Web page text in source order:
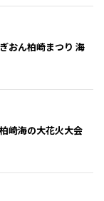
おん柏崎まつり 海
崎海の大花火大会